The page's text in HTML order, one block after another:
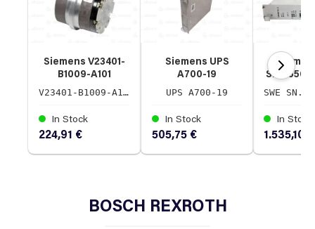
Siemens V23401-
B1009-A101
V23401-B1009-A101
V23401-B1009-A101
In Stock
224,91 €
Siemens UPS
A700-19
UPS A700-19
In Stock
505,75 €
In Stock
1.535,10 €
BOSCH REXROTH